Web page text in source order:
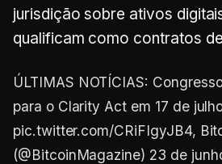
jurisdição sobre ativos
qualificam como contratos
ÚLTIMAS NOTÍCIAS:
para o Clarity Act em 17 de
pic.twitter.com/CRiFIgyJB4,
(@BitcoinMagazine) 23 de